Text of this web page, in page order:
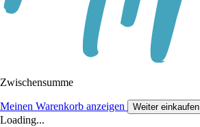
Zwischensumme
Meinen Warenkorb anzeigen Weiter einkaufen
Loading...